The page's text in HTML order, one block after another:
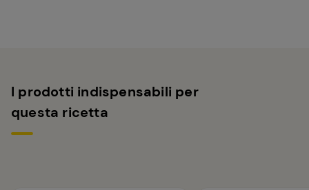
I prodotti indispensabili per
questa ricetta